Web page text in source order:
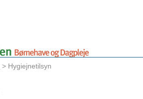
> Hygiejnetilsyn